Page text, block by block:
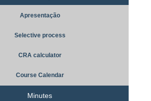
Apresentação
Selective process
CRA calculator
Course Calendar
Minutes